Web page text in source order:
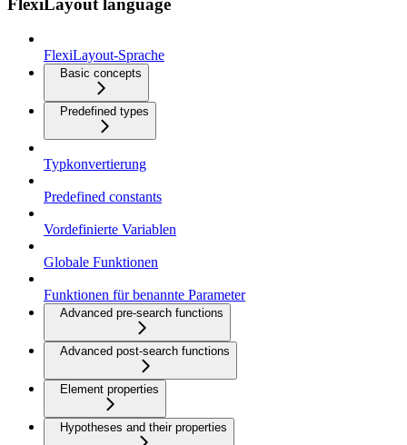
FlexiLayout-Sprache
Basic concepts
Predefined types
Typkonvertierung
Predefined constants
Vordefinierte Variablen
Globale Funktionen
Funktionen für benannte Parameter
Advanced pre-search functions
Advanced post-search functions
Element properties
Hypotheses and their properties